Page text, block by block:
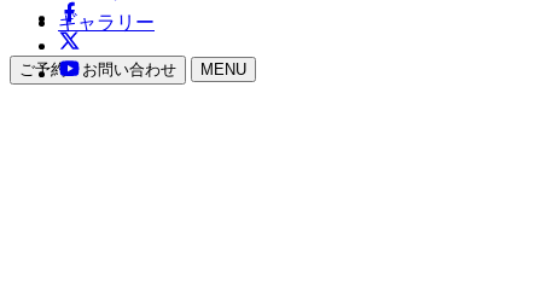
ギャラリー
ご予約・お問い合わせ MENU